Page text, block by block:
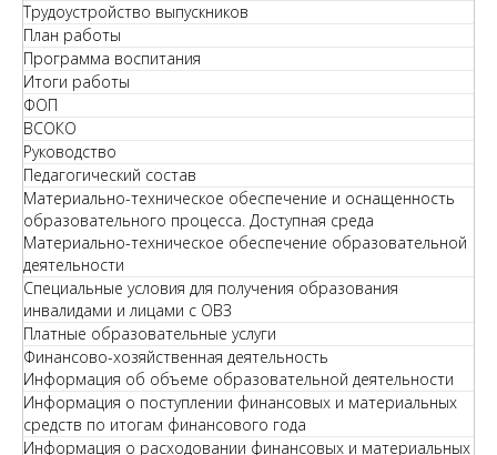
Трудоустройство выпускников
План работы
Программа воспитания
Итоги работы
ФОП
ВСОКО
Руководство
Педагогический состав
Материально-техническое обеспечение и оснащенность
образовательного процесса. Доступная среда
Материально-техническое обеспечение образовательной
деятельности
Специальные условия для получения образования
инвалидами и лицами с ОВЗ
Платные образовательные услуги
Финансово-хозяйственная деятельность
Информация об объеме образовательной деятельности
Информация о поступлении финансовых и материальных
средств по итогам финансового года
Информация о расходовании финансовых и материальных